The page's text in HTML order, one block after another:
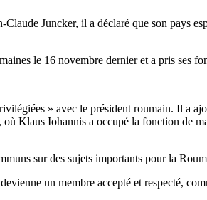
Juncker, il a déclaré que son pays
le 16 novembre dernier et a pris ses
» avec le président roumain. Il a
Klaus Iohannis a occupé la fonction de
sur des sujets importants pour la
un membre accepté et respecté,